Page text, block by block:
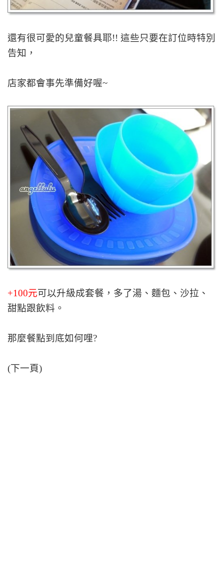
還有很可愛的兒童餐具耶!! 這些只要在訂位時特別
告知，
店家都會事先準備好喔~
+100元可以升級成套餐，多了湯、麵包、沙拉、
甜點跟飲料。
那麼餐點到底如何哩?
(下一頁)